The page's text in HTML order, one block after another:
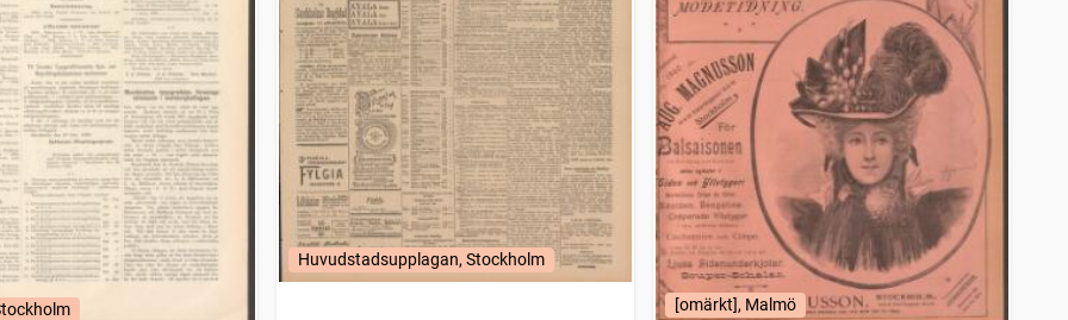
Huvudstadsupplagan, Stockholm
[omärkt], Malmö